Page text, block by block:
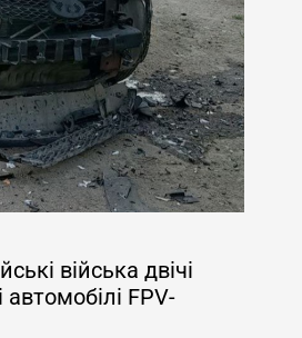
війська двічі
FPV-